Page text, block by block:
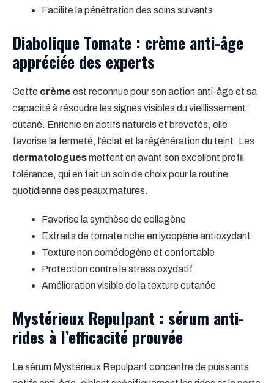
Facilite la pénétration des soins suivants
Diabolique Tomate : crème anti-âge
appréciée des experts
Cette crème est reconnue pour son action anti-âge et sa
capacité à résoudre les signes visibles du vieillissement
cutané. Enrichie en actifs naturels et brevetés, elle
favorise la fermeté, l’éclat et la régénération du teint. Les
dermatologuesmettent en avant son excellent profil
tolérance, qui en fait un soin de choix pour la routine
quotidienne des peaux matures.
Favorise la synthèse de collagène
Extraits de tomate riche en lycopène antioxydant
Texture non comédogène et confortable
Protection contre le stress oxydatif
Amélioration visible de la texture cutanée
Mystérieux Repulpant : sérum anti-
rides à l’efficacité prouvée
Le sérum Mystérieux Repulpant concentre de puissants